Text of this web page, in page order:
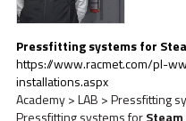
Pressfitting systems for
https://www.racmet.com/pl-
installations.aspx
Academy > LAB > Pressfitting
Pressfitting systems forSteam